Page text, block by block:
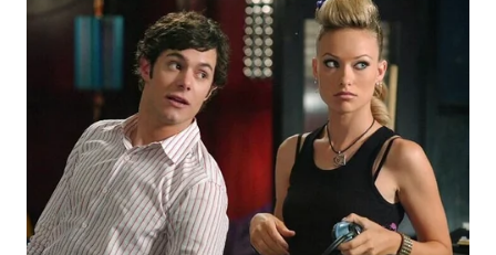
WN
WN
BOROBUDUR